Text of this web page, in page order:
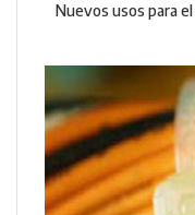
Nuevos usos para